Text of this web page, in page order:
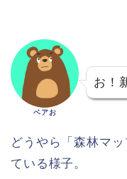
ベアお
お！
どうやら「森林マ
ている様子。